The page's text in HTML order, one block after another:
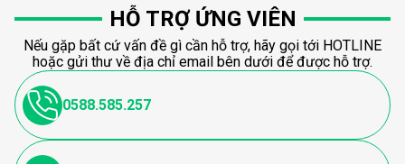
HỖ TRỢ ỨNG VIÊN
Nếu gặp bất cứ vấn đề gì cần hỗ trợ, hãy gọi tới HOTLINE
hoặc gửi thư về địa chỉ email bên dưới để được hỗ trợ.
0588.585.257